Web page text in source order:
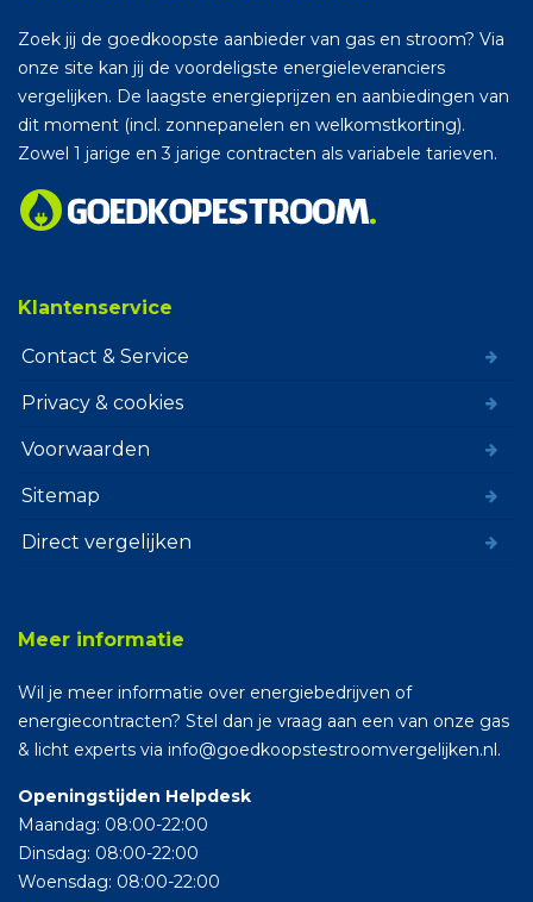
Zoek jij de goedkoopste aanbieder van gas en stroom? Via
onze site kan jij de voordeligste energieleveranciers
vergelijken. De laagste energieprijzen en aanbiedingen van
dit moment (incl. zonnepanelen en welkomstkorting).
Zowel 1 jarige en 3 jarige contracten als variabele tarieven.
Klantenservice
Contact & Service
Privacy & cookies
Voorwaarden
Sitemap
Direct vergelijken
Meer informatie
Wil je meer informatie over energiebedrijven of
energiecontracten? Stel dan je vraag aan een van onze gas
& licht experts via info@goedkoopstestroomvergelijken.nl.
Openingstijden Helpdesk
Maandag: 08:00-22:00
Dinsdag: 08:00-22:00
Woensdag: 08:00-22:00